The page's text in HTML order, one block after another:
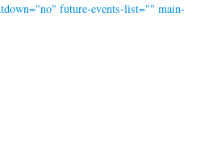
future-events-list="" main-